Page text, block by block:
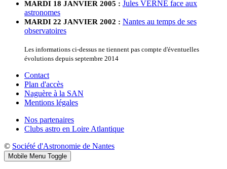
MARDI 18 JANVIER 2005 : Jules VERNE face aux
astronomes
MARDI 22 JANVIER 2002 : Nantes au temps de ses
observatoires
Les informations ci-dessus ne tiennent pas compte d'éventuelles
évolutions depuis septembre 2014
Contact
Plan d'accès
Naguère à la SAN
Mentions légales
Nos partenaires
Clubs astro en Loire Atlantique
© Société d'Astronomie de Nantes
Mobile Menu Toggle